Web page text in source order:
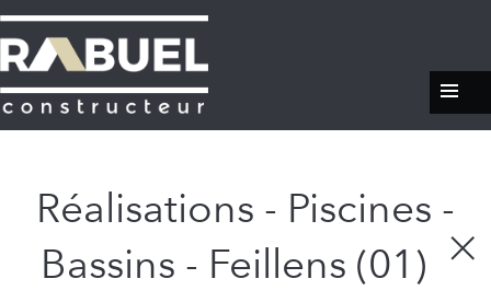
Réalisations - Piscines -
Bassins - Feillens (01)